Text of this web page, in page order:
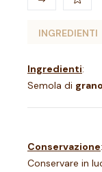
INGREDIENTI
Ingredienti:
Semola di grano
Conservazione:
Conservare in